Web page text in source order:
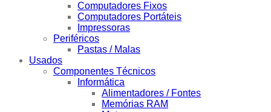
Computadores Fixos
Computadores Portáteis
Impressoras
Periféricos
Pastas / Malas
Usados
Componentes Técnicos
Informática
Alimentadores / Fontes
Memórias RAM